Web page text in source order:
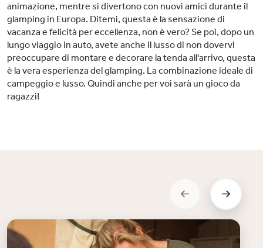
animazione, mentre si divertono con nuovi amici durante il
glamping in Europa. Ditemi, questa è la sensazione di
vacanza e felicità per eccellenza, non è vero? Se poi, dopo un
lungo viaggio in auto, avete anche il lusso di non dovervi
preoccupare di montare e decorare la tenda all'arrivo, questa
è la vera esperienza del glamping. La combinazione ideale di
campeggio e lusso. Quindi anche per voi sarà un gioco da
ragazzi!